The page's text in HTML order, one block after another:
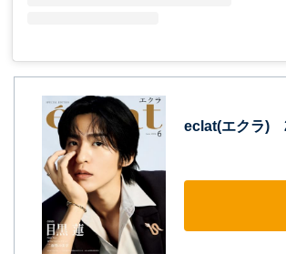
eclat(エクラ)